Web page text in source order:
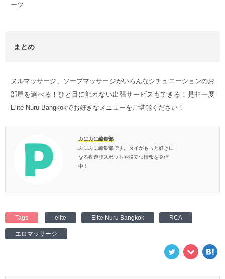
ーツ
まとめ
ヌルマッサージ、ソープマッサージがいろんなシチュエーションのお
部屋を選べる！ひと目に触れない出張サービスもできる！是非一度
Elite Nuru Bangkokでお好きなメニューをご堪能ください！
ぷにぷに編集部
ぷにぷに編集部です。タイがもっと好きに
なる夜遊びスポットや役立つ情報を発信
中！
Tags elite Elite Nuru Bangkok RCA
エロマッサージ